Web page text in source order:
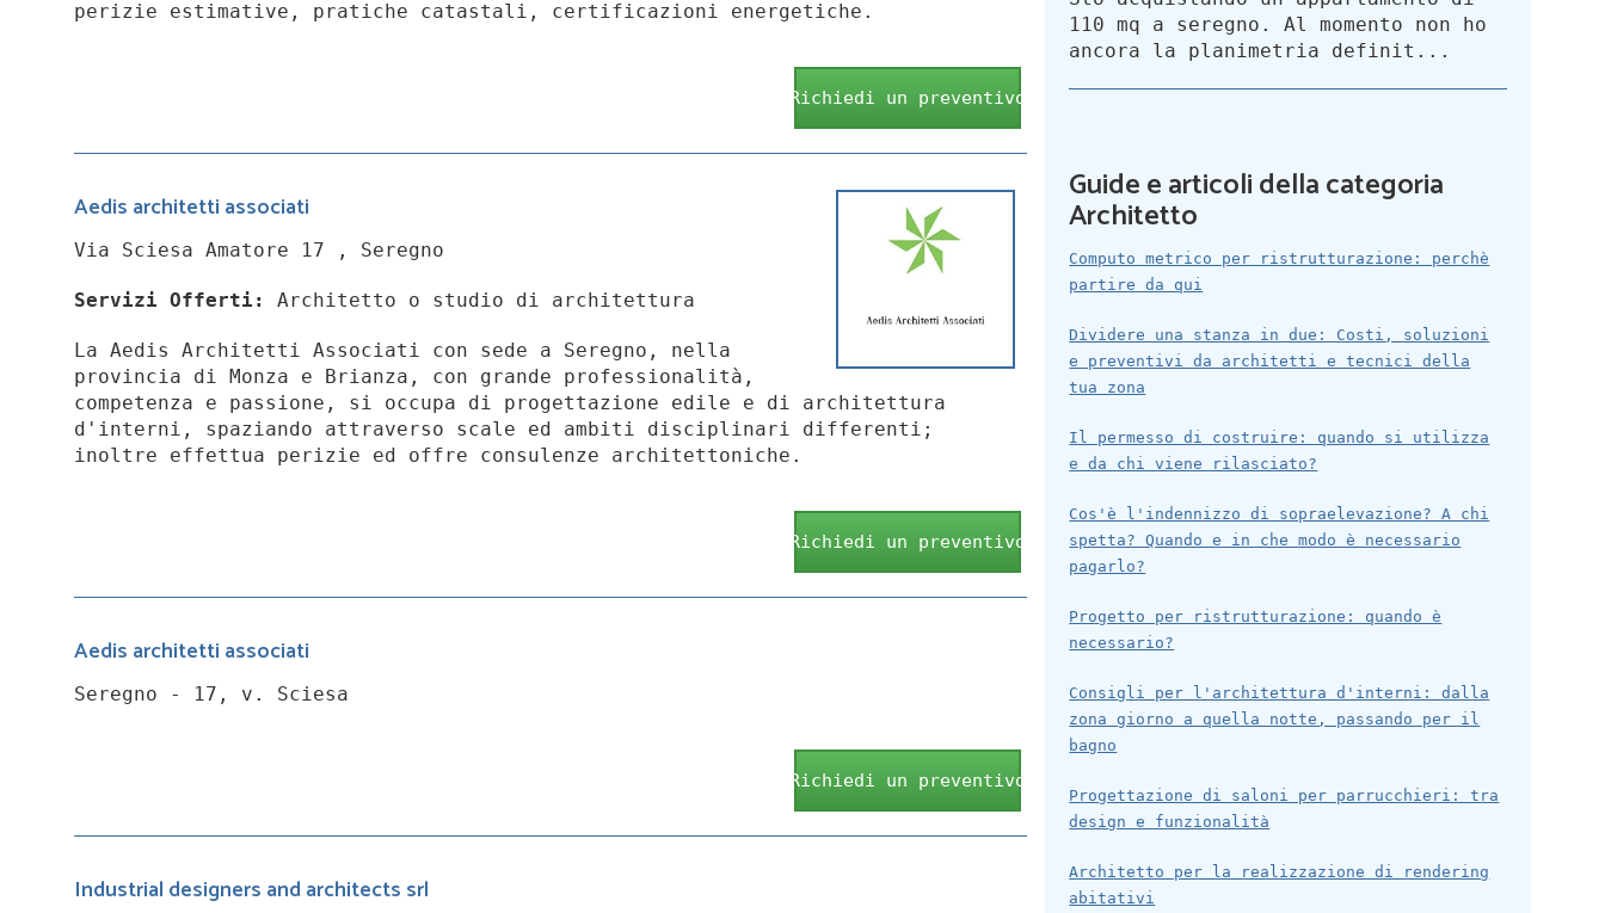
perizie estimative, pratiche catastali, certificazioni energetiche.
Richiedi un preventivo
Aedis architetti associati
Via Sciesa Amatore 17 , Seregno
Servizi Offerti: Architetto o studio di architettura
La Aedis Architetti Associati con sede a Seregno, nella
provincia di Monza e Brianza, con grande professionalità,
competenza e passione, si occupa di progettazione edile e di architettura
d'interni, spaziando attraverso scale ed ambiti disciplinari differenti;
inoltre effettua perizie ed offre consulenze architettoniche.
Richiedi un preventivo
Aedis architetti associati
Seregno - 17, v. Sciesa
Richiedi un preventivo
Industrial designers and architects srl
110 mq a seregno. Al momento non ho
ancora la planimetria definit...
Guide e articoli della categoria
Architetto
Computo metrico per ristrutturazione: perchè
partire da qui
Dividere una stanza in due: Costi, soluzioni
e preventivi da architetti e tecnici della
tua zona
Il permesso di costruire: quando si utilizza
e da chi viene rilasciato?
Cos'è l'indennizzo di sopraelevazione? A chi
spetta? Quando e in che modo è necessario
pagarlo?
Progetto per ristrutturazione: quando è
necessario?
Consigli per l'architettura d'interni: dalla
zona giorno a quella notte, passando per il
bagno
Progettazione di saloni per parrucchieri: tra
design e funzionalità
Architetto per la realizzazione di rendering
abitativi